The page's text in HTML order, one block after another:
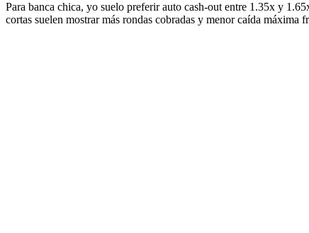
Para banca chica, yo suelo preferir auto cash-out entre 1.35x y
cortas suelen mostrar más rondas cobradas y menor caída